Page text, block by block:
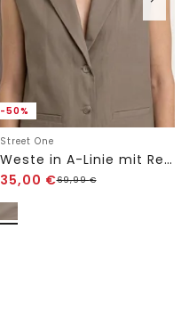
-50%
Street One
Weste in A-Linie mit Reverskragen
35,00 €69,99€